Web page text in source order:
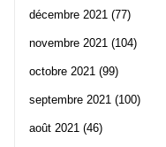
décembre 2021 (77)
novembre 2021 (104)
octobre 2021 (99)
septembre 2021 (100)
août 2021 (46)